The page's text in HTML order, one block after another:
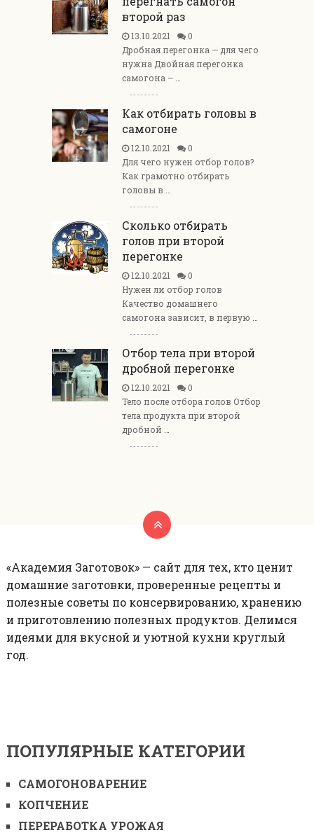
второй раз
13.10.2021
0
Дробная перегонка — для чего
нужна Двойная перегонка
самогона – …
Как отбирать головы в
самогоне
12.10.2021
0
Для чего нужен отбор голов?
Как грамотно отбирать
головы в …
Сколько отбирать
голов при второй
перегонке
12.10.2021
0
Нужен ли отбор голов
Качество домашнего
самогона зависит, в первую …
Отбор тела при второй
дробной перегонке
12.10.2021
0
Тело после отбора голов Отбор
тела продукта при второй
дробной …
«Академия Заготовок» — сайт для тех, кто ценит
домашние заготовки, проверенные рецепты и
полезные советы по консервированию, хранению
и приготовлению полезных продуктов. Делимся
идеями для вкусной и уютной кухни круглый
год.
ПОПУЛЯРНЫЕ КАТЕГОРИИ
САМОГОНОВАРЕНИЕ
КОПЧЕНИЕ
ПЕРЕРАБОТКА УРОЖАЯ